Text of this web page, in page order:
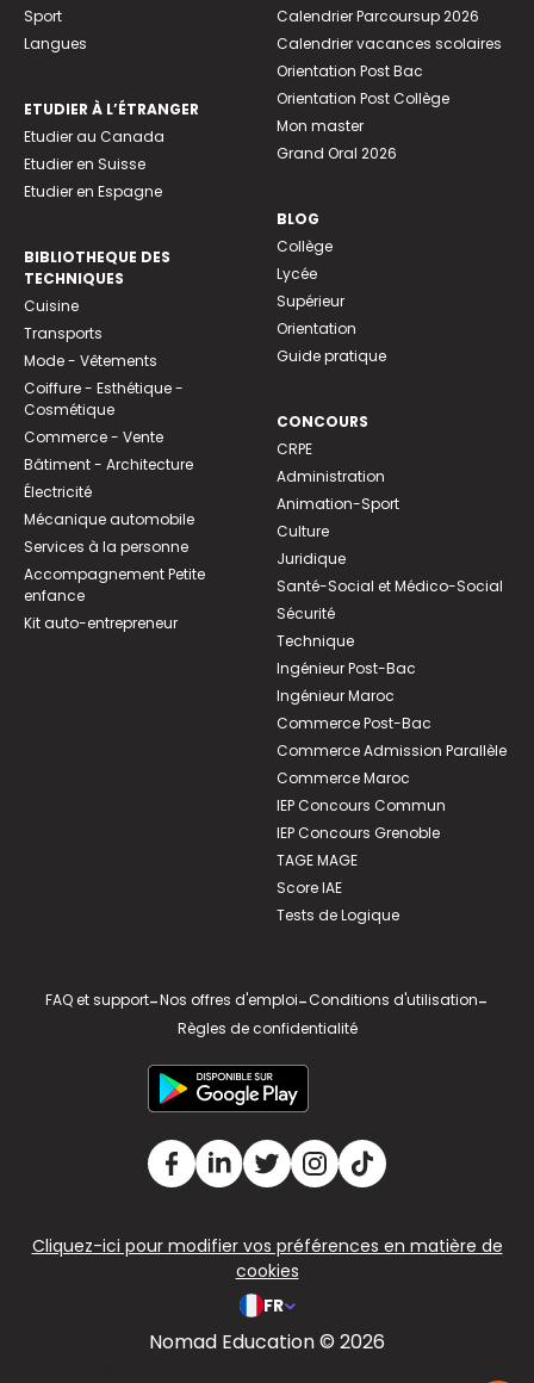
Sport
Langues
ETUDIER À L’ÉTRANGER
Etudier au Canada
Etudier en Suisse
Etudier en Espagne
BIBLIOTHEQUE DES
TECHNIQUES
Cuisine
Transports
Mode - Vêtements
Coiffure - Esthétique -
Cosmétique
Commerce - Vente
Bâtiment - Architecture
Électricité
Mécanique automobile
Services à la personne
Accompagnement Petite
enfance
Kit auto-entrepreneur
Calendrier Parcoursup 2026
Calendrier vacances scolaires
Orientation Post Bac
Orientation Post Collège
Mon master
Grand Oral 2026
BLOG
Collège
Lycée
Supérieur
Orientation
Guide pratique
CONCOURS
CRPE
Administration
Animation-Sport
Culture
Juridique
Santé-Social et Médico-Social
Sécurité
Technique
Ingénieur Post-Bac
Ingénieur Maroc
Commerce Post-Bac
Commerce Admission Parallèle
Commerce Maroc
IEP Concours Commun
IEP Concours Grenoble
TAGE MAGE
Score IAE
Tests de Logique
FAQ et support-Nos offres d'emploi-Conditions d'utilisation-
Règles de confidentialité
Cliquez-ici pour modifier vos préférences en matière de
cookies
FR
Nomad Education © 2026